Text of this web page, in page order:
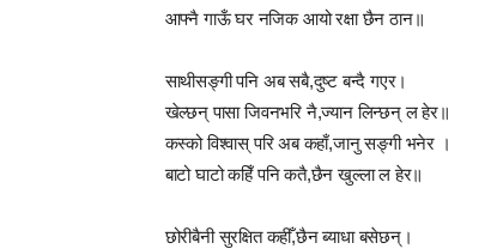
आफ्नै गाऊँ घर नजिक आयो रक्षा छैन ठान॥
साथीसङ्गी पनि अब सबै,दुष्ट बन्दै गएर।
खेल्छन् पासा जिवनभरि नै,ज्यान लिन्छन् ल हेर॥
कस्को विश्वास् परि अब कहाँ,जानु सङ्गी भनेर ।
बाटो घाटो कहिँ पनि कतै,छैन खुल्ला ल हेर॥
छोरीबैनी सुरक्षित कहीँ,छैन ब्याधा बसेछन्।